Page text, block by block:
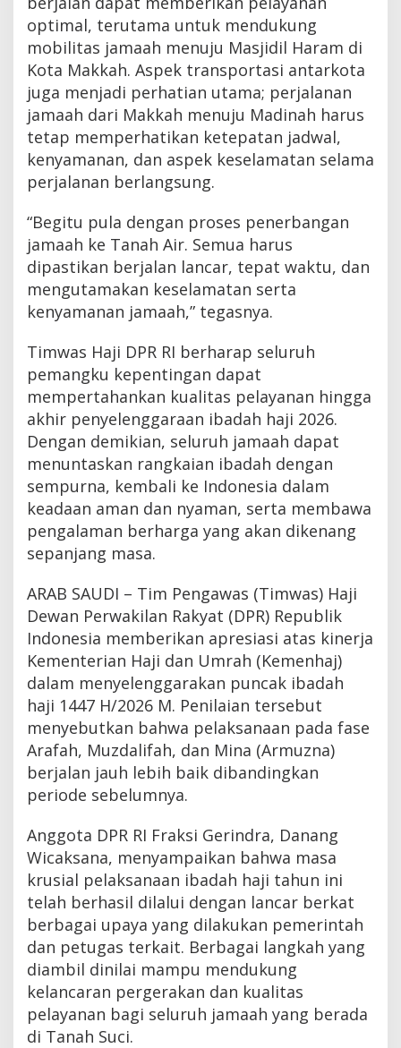
optimal, terutama untuk mendukung
mobilitas jamaah menuju Masjidil Haram di
Kota Makkah. Aspek transportasi antarkota
juga menjadi perhatian utama; perjalanan
jamaah dari Makkah menuju Madinah harus
tetap memperhatikan ketepatan jadwal,
kenyamanan, dan aspek keselamatan selama
perjalanan berlangsung.
“Begitu pula dengan proses penerbangan
jamaah ke Tanah Air. Semua harus
dipastikan berjalan lancar, tepat waktu, dan
mengutamakan keselamatan serta
kenyamanan jamaah,” tegasnya.
Timwas Haji DPR RI berharap seluruh
pemangku kepentingan dapat
mempertahankan kualitas pelayanan hingga
akhir penyelenggaraan ibadah haji 2026.
Dengan demikian, seluruh jamaah dapat
menuntaskan rangkaian ibadah dengan
sempurna, kembali ke Indonesia dalam
keadaan aman dan nyaman, serta membawa
pengalaman berharga yang akan dikenang
sepanjang masa.
ARAB SAUDI – Tim Pengawas (Timwas) Haji
Dewan Perwakilan Rakyat (DPR) Republik
Indonesia memberikan apresiasi atas kinerja
Kementerian Haji dan Umrah (Kemenhaj)
dalam menyelenggarakan puncak ibadah
haji 1447 H/2026 M. Penilaian tersebut
menyebutkan bahwa pelaksanaan pada fase
Arafah, Muzdalifah, dan Mina (Armuzna)
berjalan jauh lebih baik dibandingkan
periode sebelumnya.
Anggota DPR RI Fraksi Gerindra, Danang
Wicaksana, menyampaikan bahwa masa
krusial pelaksanaan ibadah haji tahun ini
telah berhasil dilalui dengan lancar berkat
berbagai upaya yang dilakukan pemerintah
dan petugas terkait. Berbagai langkah yang
diambil dinilai mampu mendukung
kelancaran pergerakan dan kualitas
pelayanan bagi seluruh jamaah yang berada
di Tanah Suci.